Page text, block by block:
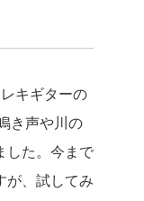
キギターの
き声や川の
した。今まで
が、試してみ